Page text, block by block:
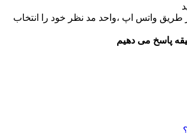
طریق واتس اپ ،واحد مد نظر خود را انتخاب
پاسخ می دهیم